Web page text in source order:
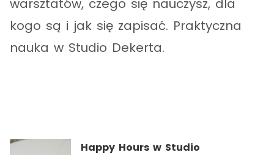
warsztatów, czego się nauczysz, dla
kogo są i jak się zapisać. Praktyczna
nauka w Studio Dekerta.
Happy Hours w Studio